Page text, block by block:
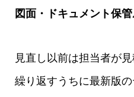
図面・ドキュメント保
見直し以前は担当者が
繰り返すうちに最新版